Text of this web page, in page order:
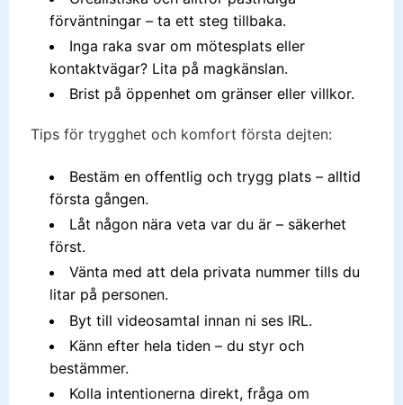
förväntningar – ta ett steg tillbaka.
Inga raka svar om mötesplats eller
kontaktvägar? Lita på magkänslan.
Brist på öppenhet om gränser eller villkor.
Tips för trygghet och komfort första dejten:
Bestäm en offentlig och trygg plats – alltid
första gången.
Låt någon nära veta var du är – säkerhet
först.
Vänta med att dela privata nummer tills du
litar på personen.
Byt till videosamtal innan ni ses IRL.
Känn efter hela tiden – du styr och
bestämmer.
Kolla intentionerna direkt, fråga om